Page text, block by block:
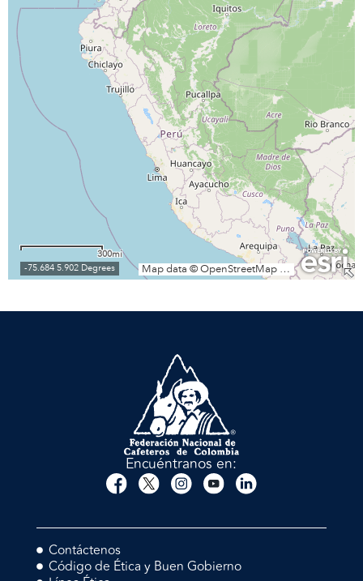
Encuéntranos en:
Contáctenos
Código de Ética y Buen Gobierno